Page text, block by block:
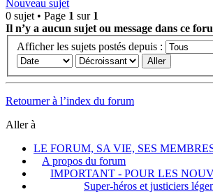
Nouveau sujet
0 sujet • Page 1 sur 1
Il n’y a aucun sujet ou message dans ce
Afficher les sujets postés depuis :
Retourner à l’index du forum
Aller à
LE FORUM, SA VIE, SES
A propos du forum
IMPORTANT - POUR LES
Super-héros et justiciers